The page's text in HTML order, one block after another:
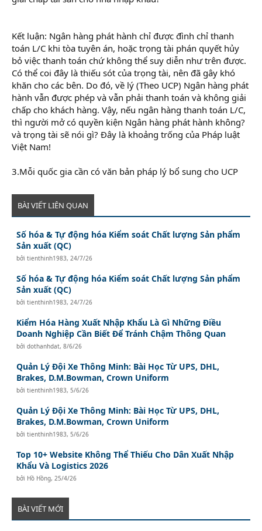
Kết luận: Ngân hàng phát hành chỉ được đình chỉ thanh
toán L/C khi tòa tuyên án, hoặc trọng tài phán quyết hủy
bỏ việc thanh toán chứ không thể suy diễn như trên được.
Có thể coi đây là thiếu sót của trọng tài, nên đã gây khó
khăn cho các bên. Do đó, về lý (Theo UCP) Ngân hàng phát
hành vẫn được phép và vẫn phải thanh toán và không giải
chấp cho khách hàng. Vậy, nếu ngân hàng thanh toán L/C,
thì người mở có quyền kiện Ngân hàng phát hành không?
và trọng tài sẽ nói gì? Đây là khoảng trống của Pháp luật
Việt Nam!
3.Mỗi quốc gia cần có văn bản pháp lý bổ sung cho UCP
BÀI VIẾT LIÊN QUAN
Số hóa & Tự động hóa Kiểm soát Chất lượng Sản phẩm
Sản xuất (QC)
bởitienthinh1983, 24/7/26
Số hóa & Tự động hóa Kiểm soát Chất lượng Sản phẩm
Sản xuất (QC)
bởitienthinh1983, 24/7/26
Kiểm Hóa Hàng Xuất Nhập Khẩu Là Gì Những Điều
Doanh Nghiệp Cần Biết Để Tránh Chậm Thông Quan
bởidothanhdat,8/6/26
Quản Lý Đội Xe Thông Minh: Bài Học Từ UPS, DHL,
Brakes, D.M.Bowman, Crown Uniform
bởitienthinh1983, 5/6/26
Quản Lý Đội Xe Thông Minh: Bài Học Từ UPS, DHL,
Brakes, D.M.Bowman, Crown Uniform
bởitienthinh1983, 5/6/26
Top 10+ Website Không Thể Thiếu Cho Dân Xuất Nhập
Khẩu Và Logistics 2026
bởi Hồ Hồng, 25/4/26
BÀI VIẾT MỚI